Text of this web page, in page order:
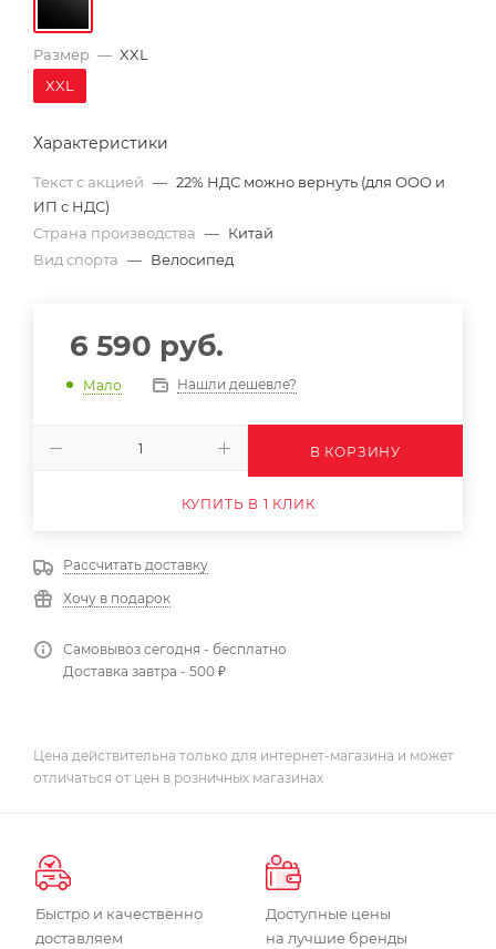
Размер — XXL
XXL
Характеристики
Текст с акцией — 22% НДС можно вернуть (для ООО и
ИП с НДС)
Страна производства — Китай
Вид спорта — Велосипед
6 590 руб.
Мало Нашли дешевле?
В КОРЗИНУ
КУПИТЬ В 1 КЛИК
Рассчитать доставку
Хочу в подарок
Самовывоз сегодня - бесплатно
Доставка завтра - 500 ₽
Цена действительна только для интернет-магазина и может
отличаться от цен в розничных магазинах
Быстро и качественно
доставляем
Доступные цены
на лучшие бренды